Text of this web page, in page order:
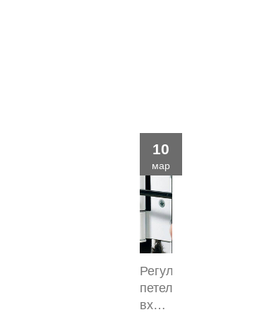
10
мар
Регулировка
петель
входной